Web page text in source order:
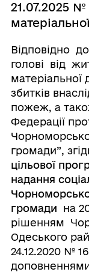
21.07.2025
Відповідно
голові від
збитків
пожеж, а
Федерації
громади”,
цільової
надання
громади на
рішенням
Одеського
24.12.2020 №